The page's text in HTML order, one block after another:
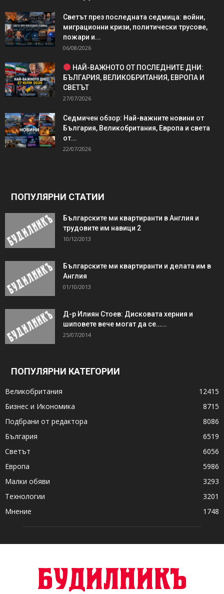
Светът през последната седмица: войни,
миграционни кризи, политически трусове,
пожари и...
06/08/2026
НАЙ-ВАЖНОТО ОТ ПОСЛЕДНИТЕ ДНИ:
БЪЛГАРИЯ, ВЕЛИКОБРИТАНИЯ, ЕВРОПА И
СВЕТЪТ
27/07/2026
Седмичен обзор: Най-важните новини от
България, Великобритания, Европа и света
от...
22/07/2026
ПОПУЛЯРНИ СТАТИИ
Българските ми квартиранти в Англия и
трудовите им навици 2
10/12/2013
Българските ми квартиранти и делата им в
Англия
01/10/2013
Д-р Илиян Стоев: Дисковата херния и
шиповете вече могат да се…...
25/07/2014
ПОПУЛЯРНИ КАТЕГОРИИ
Великобритания
12415
Бизнес и Икономика
8715
Подбрани от редактора
8086
България
6519
Светът
6056
Европа
5986
Малки обяви
3293
Технологии
3201
Мнение
1748